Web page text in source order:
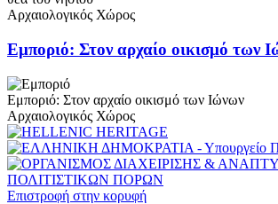
Αρχαιολογικός Χώρος
Εμποριό: Στον αρχαίο οικισμό των
Εμποριό: Στον αρχαίο οικισμό των Ιώνων
Αρχαιολογικός Χώρος
Επιστροφή στην κορυφή